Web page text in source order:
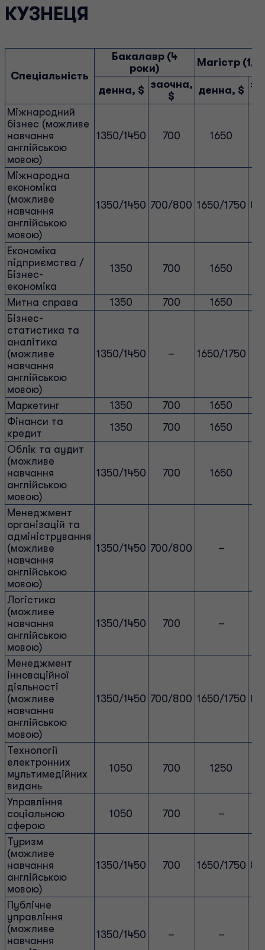
КУЗНЕЦЯ
Спеціальність
Бакалавр (4
роки)
Магістр (1,4
денна, $ заочна,
$
денна, $
Міжнародний
бізнес (можливе
навчання
англійською
мовою)
1350/1450 700 1650
Міжнародна
економіка
(можливе
навчання
англійською
мовою)
1350/1450 700/800 1650/1750
Економіка
підприємства /
Бізнес-
економіка
1350 700 1650
Митна справа 1350 700 1650
Бізнес-
статистика та
аналітика
(можливе
навчання
англійською
мовою)
1350/1450 – 1650/1750
Маркетинг 1350 700 1650
Фінанси та
кредит
1350 700 1650
Облік та аудит
(можливе
навчання
англійською
мовою)
1350/1450 700 1650
Менеджмент
організацій та
адміністрування
(можливе
навчання
англійською
мовою)
1350/1450 700/800 –
Логістика
(можливе
навчання
англійською
мовою)
1350/1450 700 –
Менеджмент
інноваційної
діяльності
(можливе
навчання
англійською
мовою)
1350/1450 700/800 1650/1750
Технології
електронних
мультимедійних
видань
1050 700 1250
Управління
соціальною
сферою
1050 700 –
Туризм
(можливе
навчання
англійською
мовою)
1350/1450 700 1650/1750
Публічне
управління
(можливе
навчання
1350/1450 – –